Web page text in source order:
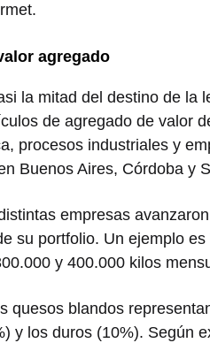
agregado
la mitad del destino de la
de agregado de valor
procesos industriales y
Buenos Aires, Córdoba y
empresas
su portfolio. Un ejemplo
y 400.000 kilos
quesos blandos
y los duros (10%). Según